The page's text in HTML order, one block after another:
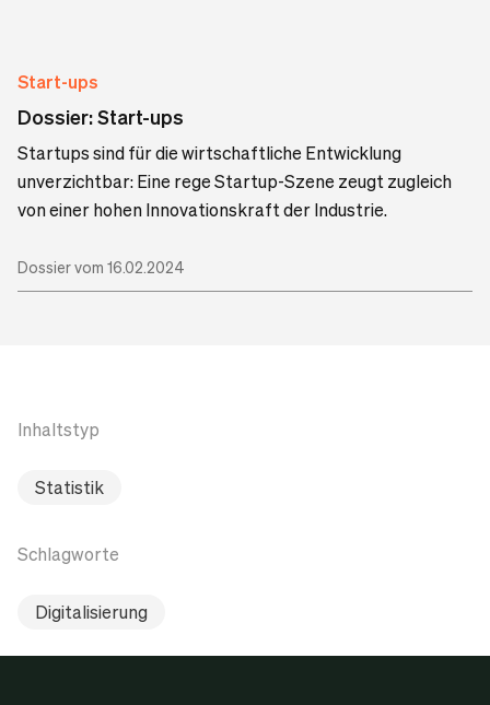
Start-ups
Dossier: Start-ups
Startups sind für die wirtschaftliche Entwicklung
unverzichtbar: Eine rege Startup-Szene zeugt zugleich
von einer hohen Innovationskraft der Industrie.
Dossier vom 16.02.2024
Inhaltstyp
Statistik
Schlagworte
Digitalisierung